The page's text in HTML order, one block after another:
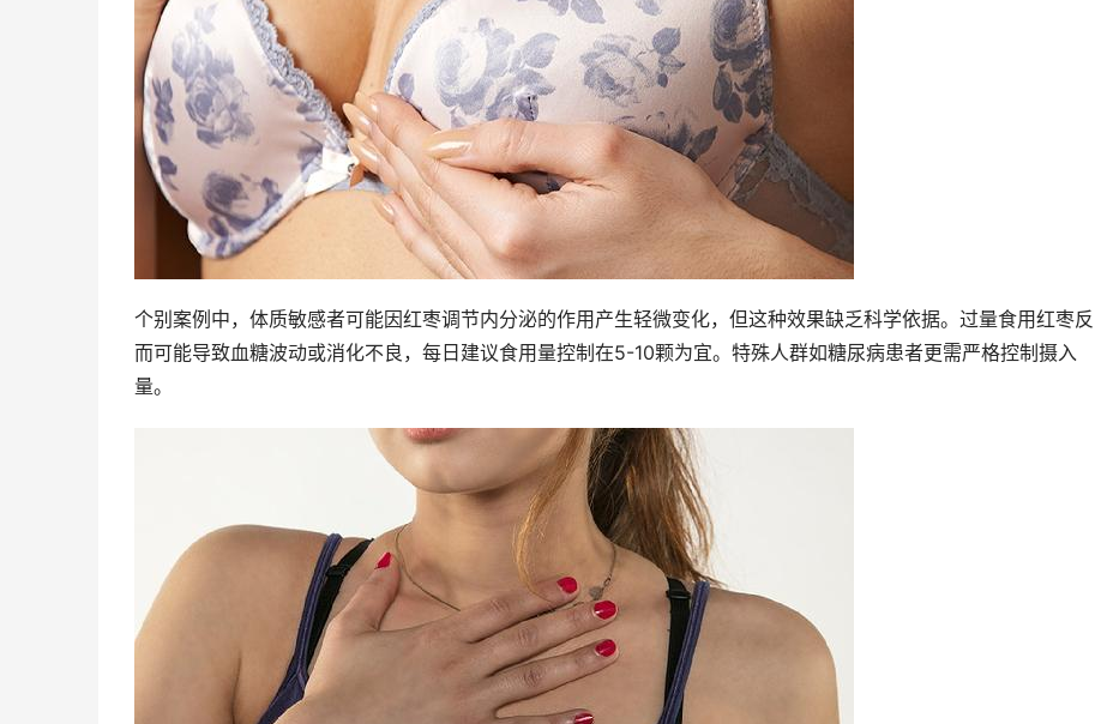
个别案例中，体质敏感者可能因红枣调节内分泌的作用产生轻微变化，但这种效果缺乏科学依据。过量食用红枣反
而可能导致血糖波动或消化不良，每日建议食用量控制在5-10颗为宜。特殊人群如糖尿病患者更需严格控制摄入
量。